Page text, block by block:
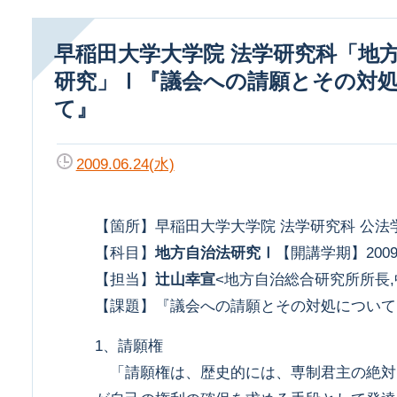
早稲田大学大学院 法学研究科「地方自治法
研究」Ⅰ『議会への請願とその対
て』
2009.06.24(水)
【箇所】早稲田大学大学院 法学研究科 公法
【科目】 地方自治法研究Ⅰ
【開講学期】
【担当】 辻山幸宣<地方自治総合研究所所
【課題】『議会への請願とその対処につい
1、請願権
「請願権は、歴史的には、専制君主の絶